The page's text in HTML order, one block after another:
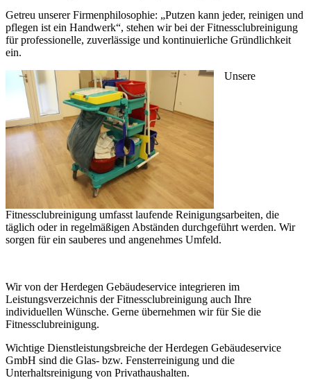
Getreu unserer Firmenphilosophie: „Putzen kann jeder, reinigen und
pflegen ist ein Handwerk“, stehen wir bei der Fitnessclubreinigung
für professionelle, zuverlässige und kontinuierliche Gründlichkeit
ein.
Unsere
Fitnessclubreinigung umfasst laufende Reinigungsarbeiten, die
täglich oder in regelmäßigen Abständen durchgeführt werden. Wir
sorgen für ein sauberes und angenehmes Umfeld.
Wir von der Herdegen Gebäudeservice integrieren im
Leistungsverzeichnis der Fitnessclubreinigung auch Ihre
individuellen Wünsche. Gerne übernehmen wir für Sie die
Fitnessclubreinigung.
Wichtige Dienstleistungsbreiche der Herdegen Gebäudeservice
GmbH sind die Glas- bzw. Fensterreinigung und die
Unterhaltsreinigung von Privathaushalten.